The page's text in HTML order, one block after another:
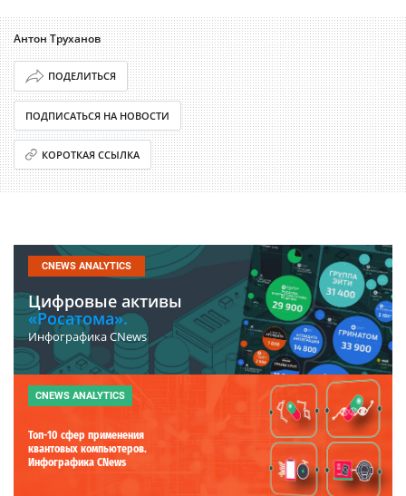
Антон Труханов
ПОДЕЛИТЬСЯ
ПОДПИСАТЬСЯ НА НОВОСТИ
КОРОТКАЯ ССЫЛКА
CNEWS ANALYTICS
Цифровые активы
«Росатома».
Инфографика CNews
CNEWS ANALYTICS
Топ-10 сфер применения
квантовых компьютеров.
Инфографика CNews